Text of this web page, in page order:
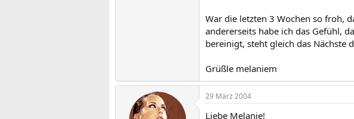
War die letzten 3 Wochen so froh,
andererseits habe ich das Gefühl,
bereinigt, steht gleich das Nächste
Grüßle melaniem
29 März 2004
Liebe Melanie!